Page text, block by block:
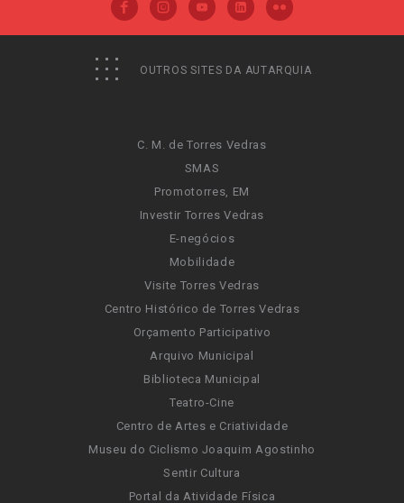
OUTROS SITES DA AUTARQUIA
C. M. de Torres Vedras
SMAS
Promotorres, EM
Investir Torres Vedras
E-negócios
Mobilidade
Visite Torres Vedras
Centro Histórico de Torres Vedras
Orçamento Participativo
Arquivo Municipal
Biblioteca Municipal
Teatro-Cine
Centro de Artes e Criatividade
Museu do Ciclismo Joaquim Agostinho
Sentir Cultura
Portal da Atividade Física